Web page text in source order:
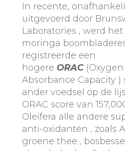
In recente,
uitgevoerd door
Laboratories , werd
moringa
registreerde een
hogere ORAC(Oxygen
Absorbance Capacity )
ander voedsel op de
ORAC score van
Oleifera alle andere
anti-oxidanten , zoals
groene thee ,